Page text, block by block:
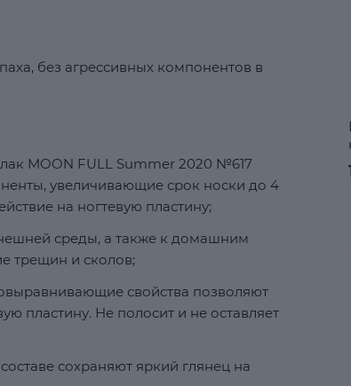
без агрессивных компонентов в
MOON FULL Summer 2020 №617
увеличивающие срок носки до 4
на ногтевую пластину;
среды, а также к домашним
трещин и сколов;
свойства позволяют
пластину. Не полосит и не оставляет
сохраняют яркий глянец на